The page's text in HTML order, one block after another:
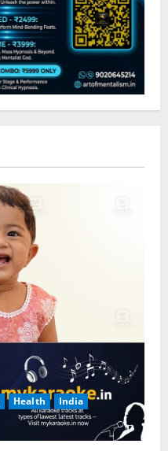
Health
India